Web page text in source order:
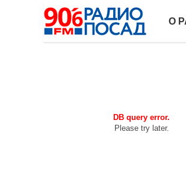
О
DB query error.
Please try later.